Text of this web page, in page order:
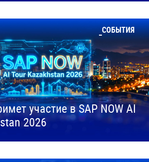
СОБЫТИЯ
участие в SAP NOW AI
2026